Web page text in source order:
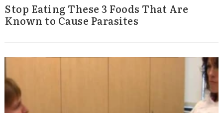
Stop Eating These 3 Foods That Are
Known to Cause Parasites